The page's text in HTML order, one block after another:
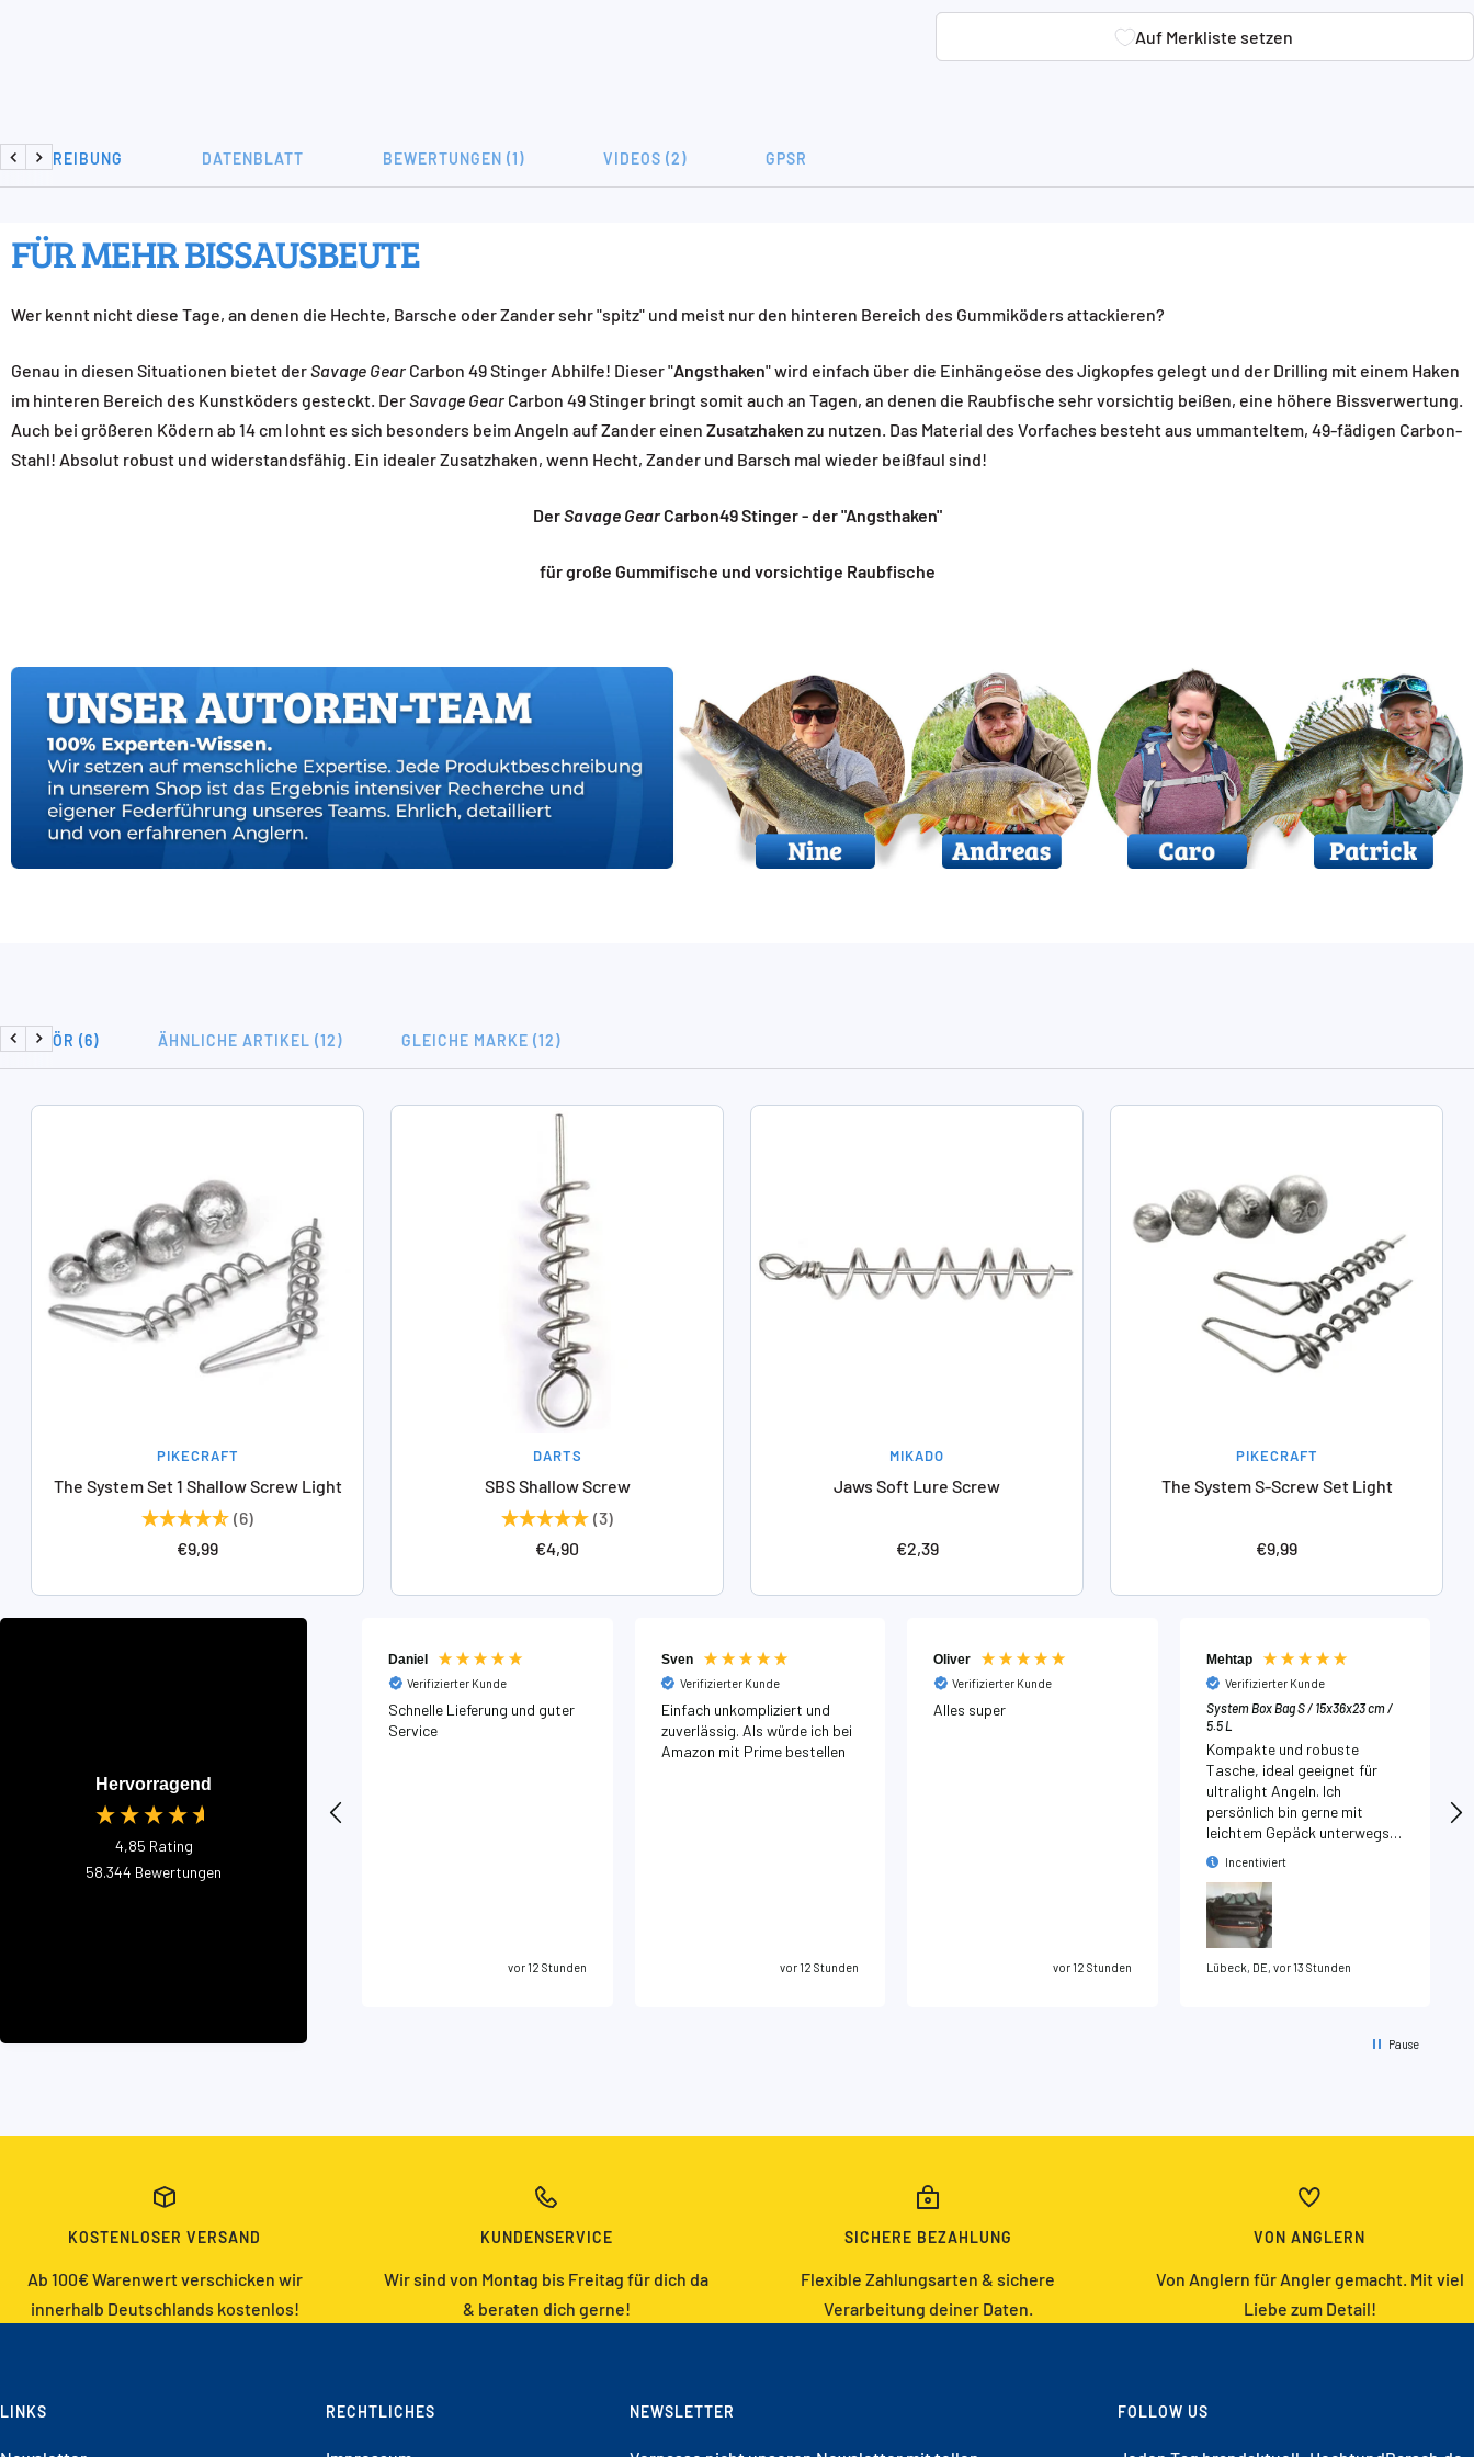
Auf Merkliste setzen
Auf Merkliste setzen
BESCHREIBUNG DATENBLATT BEWERTUNGEN (1) VIDEOS (2) GPSR
Zurück
Weiter
FÜR MEHR BISSAUSBEUTE
Wer kennt nicht diese Tage, an denen die Hechte, Barsche oder Zander sehr "spitz" und meist nur den hinteren Bereich des Gummiköders attackieren?
Genau in diesen Situationen bietet derSavage Gear Carbon 49 Stinger Abhilfe! Dieser "Angsthaken" wird einfach über die Einhängeöse des Jigkopfes gelegt und der Drilling mit einem Haken
im hinteren Bereich des Kunstköders gesteckt. DerSavage Gear Carbon 49 Stinger bringt somit auch an Tagen, an denen die Raubfische sehr vorsichtig beißen, eine höhere Bissverwertung.
Auch bei größeren Ködern ab 14 cm lohnt es sich besonders beim Angeln auf Zander einen Zusatzhaken zu nutzen. Das Material des Vorfaches besteht aus ummanteltem, 49-fädigen Carbon-
Stahl! Absolut robust und widerstandsfähig. Ein idealer Zusatzhaken, wenn Hecht, Zander und Barsch mal wieder beißfaul sind!
DerSavage GearCarbon49 Stinger - der "Angsthaken"
für große Gummifische und vorsichtige Raubfische
ZUBEHÖR (6) ÄHNLICHE ARTIKEL (12) GLEICHE MARKE (12)
ZurückWeiter
PIKECRAFT
The System Set 1 Shallow Screw Light
(6)
Angebotspreis
€9,99
DARTS
SBS Shallow Screw
(3)
Angebotspreis
€4,90
MIKADO
Jaws Soft Lure Screw
Angebotspreis
€2,39
PIKECRAFT
The System S-Screw Set Light
Angebotspreis
€9,99
Hervorragend
4,85 Rating
58.344 Bewertungen
Daniel
Verifizierter Kunde
Schnelle Lieferung und guter
Service
vor 12 Stunden
Sven
Verifizierter Kunde
Einfach unkompliziert und
zuverlässig. Als würde ich bei
Amazon mit Prime bestellen
vor 12 Stunden
Oliver
Verifizierter Kunde
Alles super
vor 12 Stunden
Mehtap
Verifizierter Kunde
System Box Bag S / 15x36x23 cm /
5.5 L
Kompakte und robuste
Tasche, ideal geeignet für
ultralight Angeln. Ich
persönlich bin gerne mit
leichtem Gepäck unterwegs
und dafür ist diese Tasche
ideal. Alles passt rein und ist
gut geschützt. Absolute
Kaufempfehlung
Incentiviert
Lübeck, DE, vor 13 Stunden
Pause
KOSTENLOSER VERSAND
Ab 100€ Warenwert verschicken wir
innerhalb Deutschlands kostenlos!
KUNDENSERVICE
Wir sind von Montag bis Freitag für dich da
& beraten dich gerne!
SICHERE BEZAHLUNG
Flexible Zahlungsarten & sichere
Verarbeitung deiner Daten.
VON ANGLERN
Von Anglern für Angler gemacht. Mit viel
Liebe zum Detail!
LINKS RECHTLICHES NEWSLETTER FOLLOW US